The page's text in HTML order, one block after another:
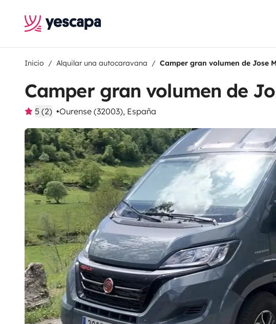
Inicio Alquilar una autocaravana Camper gran volumen de Jose
Camper gran volumen de
5 (2) Ourense (32003), España